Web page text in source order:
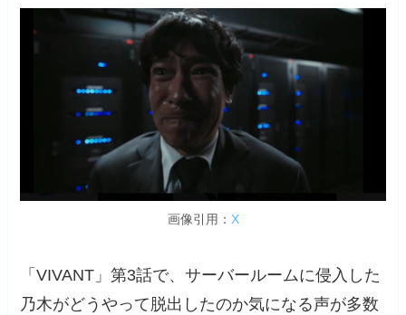
画像引用： X
「VIVANT」第3話で、サーバールームに侵入した
乃木がどうやって脱出したのか気になる声が多数